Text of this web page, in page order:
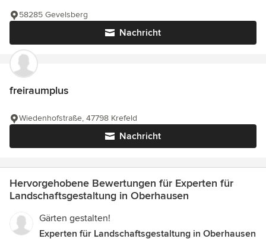
Nachricht
58285 Gevelsberg
freiraumplus
Nachricht
Wiedenhofstraße, 47798 Krefeld
Hervorgehobene Bewertungen für Experten für
Landschaftsgestaltung in Oberhausen
Gärten gestalten!
Experten für Landschaftsgestaltung in Oberhausen